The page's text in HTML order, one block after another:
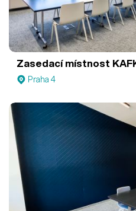
Zasedací místnost
Praha 4